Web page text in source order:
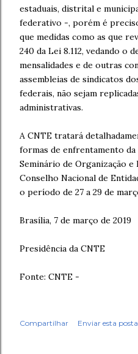
estaduais, distrital e
federativo -, porém é
que medidas como as que
240 da Lei 8.112, vedando o
mensalidades e de outras
assembleias de sindicatos
federais, não sejam
administrativas.
A CNTE tratará
formas de enfrentamento da
Seminário de Organização e
Conselho Nacional de
o período de 27 a 29 de
Brasília, 7 de março de 2019
Presidência da CNTE
Fonte: CNTE -
Compartilhar Enviar esta